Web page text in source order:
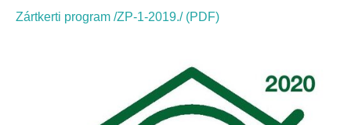
Dokumentumok
Zártkerti program /ZP-1-2019./ (PDF)